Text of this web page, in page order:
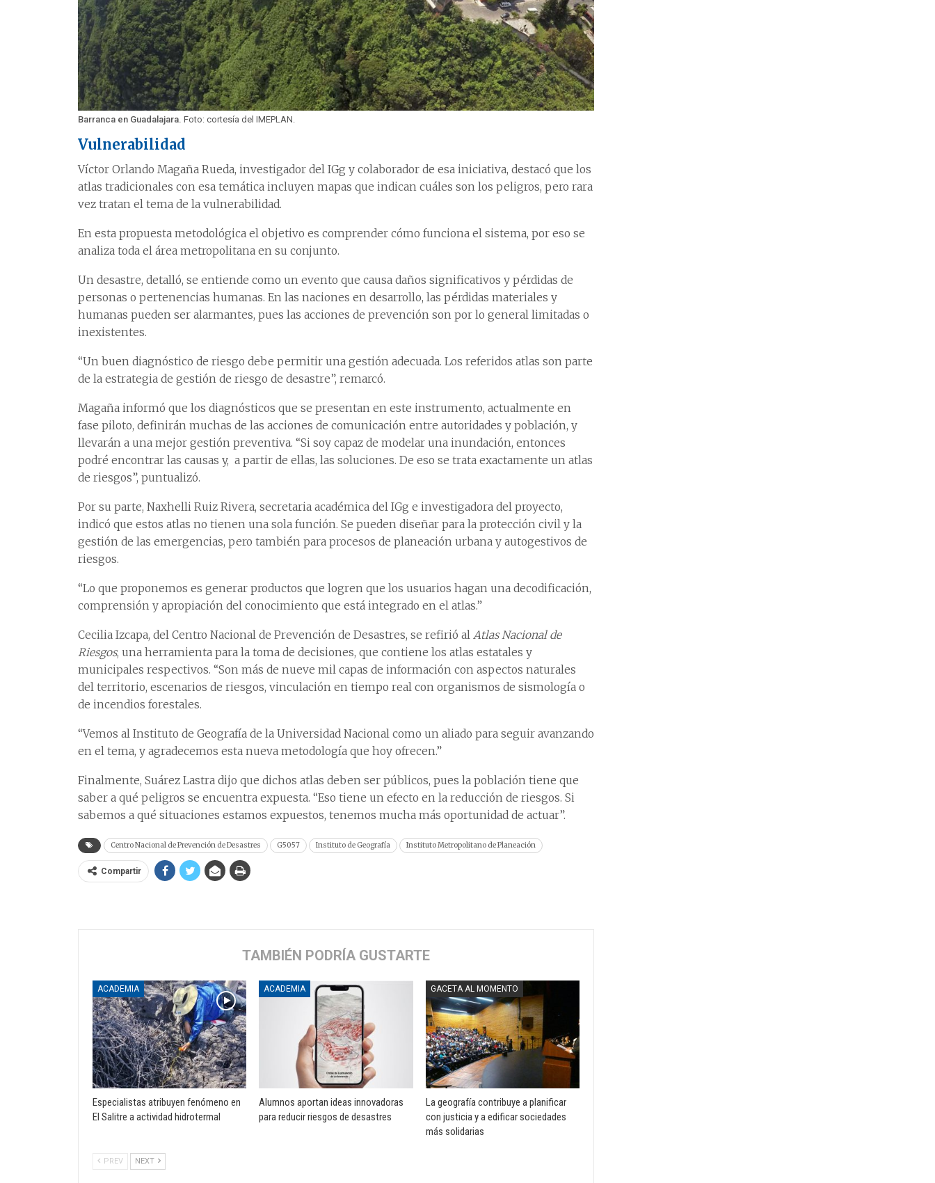
Barranca en Guadalajara. Foto: cortesía del IMEPLAN.
Vulnerabilidad
Víctor Orlando Magaña Rueda, investigador del IGg y colaborador de esa iniciativa, destacó que los
atlas tradicionales con esa temática incluyen mapas que indican cuáles son los peligros, pero rara
vez tratan el tema de la vulnerabilidad.
En esta propuesta metodológica el objetivo es comprender cómo funciona el sistema, por eso se
analiza toda el área metropolitana en su conjunto.
Un desastre, detalló, se entiende como un evento que causa daños significativos y pérdidas de
personas o pertenencias humanas. En las naciones en desarrollo, las pérdidas materiales y
humanas pueden ser alarmantes, pues las acciones de prevención son por lo general limitadas o
inexistentes.
“Un buen diagnóstico de riesgo debe permitir una gestión adecuada. Los referidos atlas son parte
de la estrategia de gestión de riesgo de desastre”, remarcó.
Magaña informó que los diagnósticos que se presentan en este instrumento, actualmente en
fase piloto, definirán muchas de las acciones de comunicación entre autoridades y población, y
llevarán a una mejor gestión preventiva. “Si soy capaz de modelar una inundación, entonces
podré encontrar las causas y, a partir de ellas, las soluciones. De eso se trata exactamente un atlas
de riesgos”, puntualizó.
Por su parte, Naxhelli Ruiz Rivera, secretaria académica del IGg e investigadora del proyecto,
indicó que estos atlas no tienen una sola función. Se pueden diseñar para la protección civil y la
gestión de las emergencias, pero también para procesos de planeación urbana y autogestivos de
riesgos.
“Lo que proponemos es generar productos que logren que los usuarios hagan una decodificación,
comprensión y apropiación del conocimiento que está integrado en el atlas.”
Cecilia Izcapa, del Centro Nacional de Prevención de Desastres, se refirió al Atlas Nacional de
Riesgos, una herramienta para la toma de decisiones, que contiene los atlas estatales y
municipales respectivos. “Son más de nueve mil capas de información con aspectos naturales
del territorio, escenarios de riesgos, vinculación en tiempo real con organismos de sismología o
de incendios forestales.
“Vemos al Instituto de Geografía de la Universidad Nacional como un aliado para seguir avanzando
en el tema, y agradecemos esta nueva metodología que hoy ofrecen.”
Finalmente, Suárez Lastra dijo que dichos atlas deben ser públicos, pues la población tiene que
saber a qué peligros se encuentra expuesta. “Eso tiene un efecto en la reducción de riesgos. Si
sabemos a qué situaciones estamos expuestos, tenemos mucha más oportunidad de actuar”.
Centro Nacional de Prevención de Desastres G5057 Instituto de Geografía Instituto Metropolitano de Planeación
Compartir
TAMBIÉN PODRÍA GUSTARTE
ACADEMIA
Especialistas atribuyen fenómeno en
El Salitre a actividad hidrotermal
ACADEMIA
Alumnos aportan ideas innovadoras
para reducir riesgos de desastres
GACETA AL MOMENTO
La geografía contribuye a planificar
con justicia y a edificar sociedades
más solidarias
PREV NEXT